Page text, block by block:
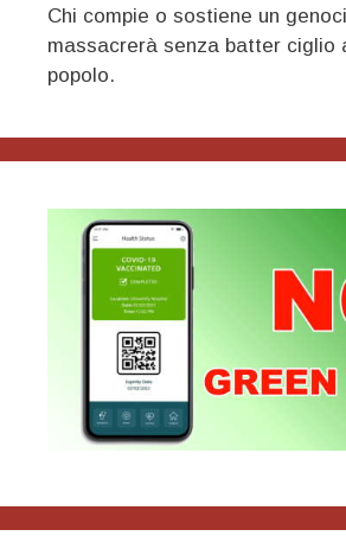
Chi compie o sostiene un
massacrerà senza batter ciglio
popolo.